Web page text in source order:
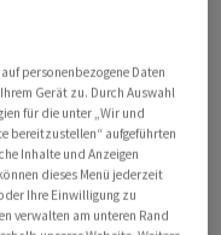
wieder etwas
optimistisch, was
in den USA
personenbezogene Daten
Gerät zu. Durch Auswahl
für die unter „Wir und
bereitzustellen“ aufgeführten
Inhalte und Anzeigen
dieses Menü jederzeit
Ihre Einwilligung zu
verwalten am unteren Rand